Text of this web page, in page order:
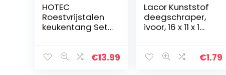
HOTEC
Roestvrijstalen
keukentang Set
vergrendeling
€13.99
Lacor Kunststof
deegschraper,
ivoor, 16 x 11 x 1
€1.79